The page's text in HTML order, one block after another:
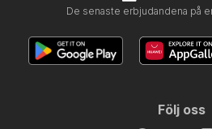
De senaste erbjudandena på
Följ oss